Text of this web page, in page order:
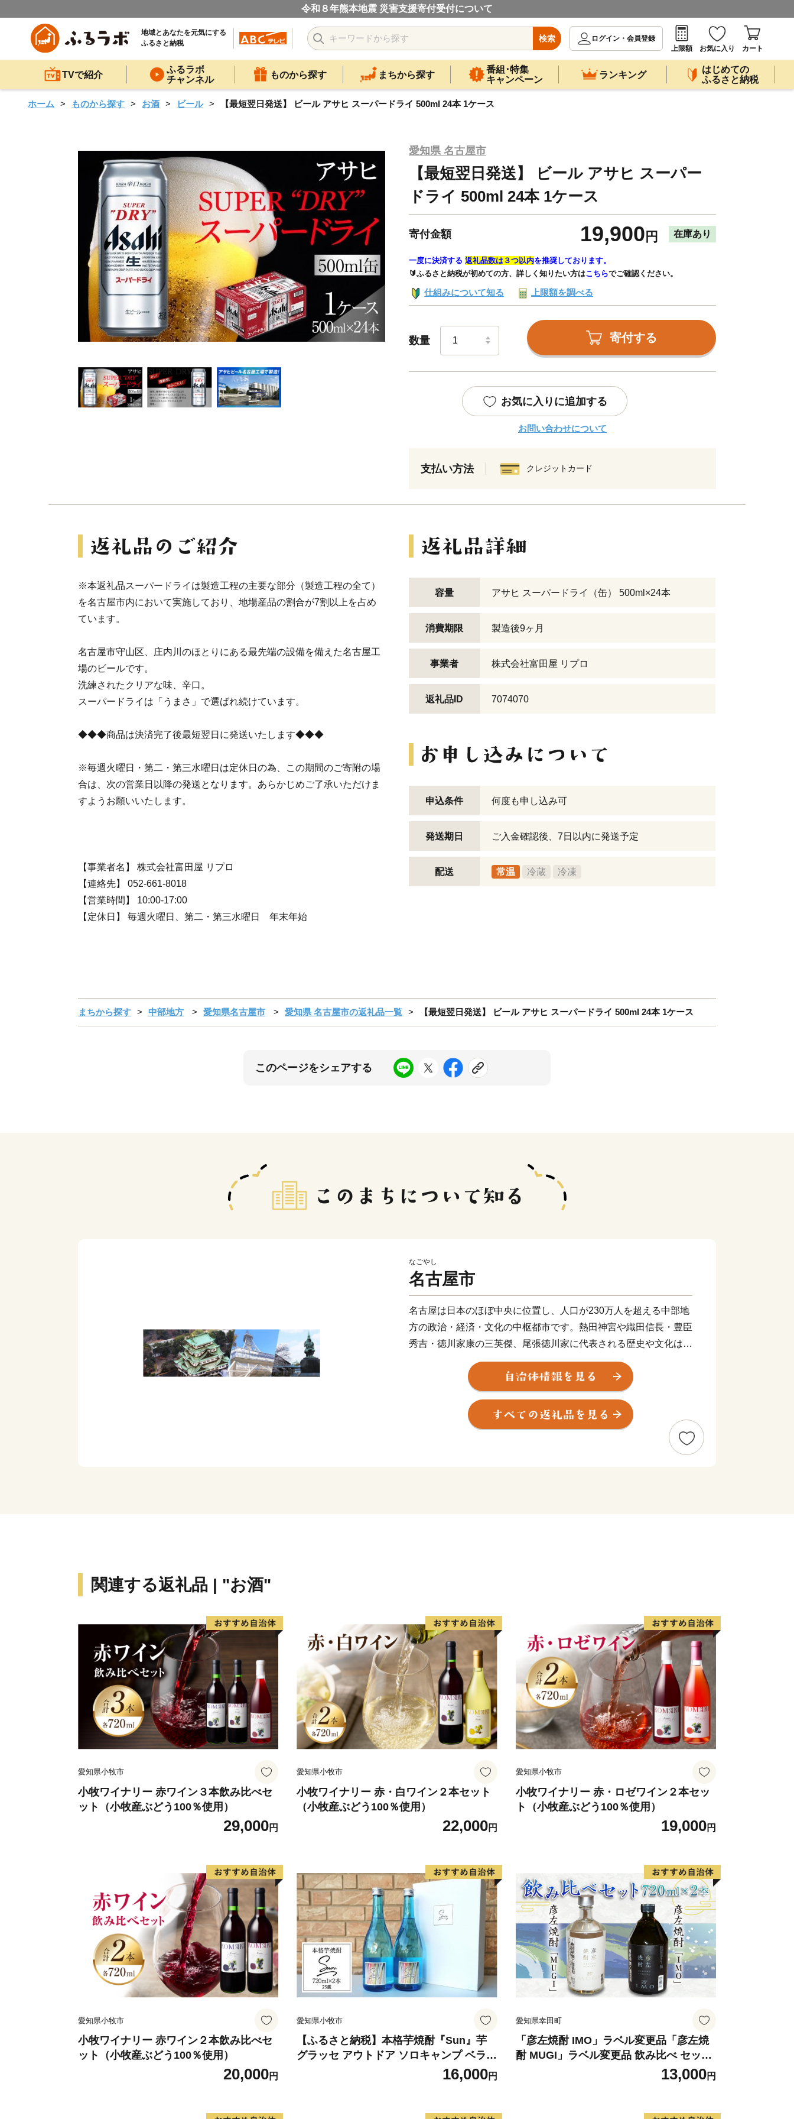
令和８年熊本地震 災害支援寄付受付について
地域とあなたを元気にする
ふるさと納税
検索
ログイン・会員登録
上限額
お気に入り カート
TVで紹介
ふるラボ
チャンネル
ものから探す まちから探す
番組･特集
キャンペーン
ランキング
はじめての
ふるさと納税
ホーム ものから探す お酒 ビール 【最短翌日発送】 ビール アサヒ スーパードライ 500ml 24本 1ケース
愛知県 名古屋市
【最短翌日発送】 ビール アサヒ スーパー
ドライ 500ml 24本 1ケース
寄付金額 19,900 円 在庫あり
一度に決済する 返礼品数は３つ以内を推奨しております。
🔰ふるさと納税が初めての方、詳しく知りたい方はこちらでご確認ください。
仕組みについて知る 上限額を調べる
数量 寄付する
お気に入りに追加する
お問い合わせについて
支払い方法 クレジットカード
※本返礼品スーパードライは製造工程の主要な部分（製造工程の全て）
を名古屋市内において実施しており、地場産品の割合が7割以上を占め
ています。
名古屋市守山区、庄内川のほとりにある最先端の設備を備えた名古屋工
場のビールです。
洗練されたクリアな味、辛口。
スーパードライは「うまさ」で選ばれ続けています。
◆◆◆商品は決済完了後最短翌日に発送いたします◆◆◆
※毎週火曜日・第二・第三水曜日は定休日の為、この期間のご寄附の場
合は、次の営業日以降の発送となります。あらかじめご了承いただけま
すようお願いいたします。
【事業者名】 株式会社富田屋 リプロ
【連絡先】 052-661-8018
【営業時間】 10:00-17:00
【定休日】 毎週火曜日、第二・第三水曜日 年末年始
容量 アサヒ スーパードライ（缶） 500ml×24本
消費期限 製造後9ヶ月
事業者 株式会社富田屋 リプロ
返礼品ID 7074070
申込条件 何度も申し込み可
発送期日 ご入金確認後、7日以内に発送予定
配送 常温 冷蔵 冷凍
まちから探す 中部地方 愛知県名古屋市 愛知県 名古屋市の返礼品一覧 【最短翌日発送】 ビール アサヒ スーパードライ 500ml 24本 1ケース
このページをシェアする
なごやし
名古屋市
名古屋は日本のほぼ中央に位置し、人口が230万人を超える中部地
方の政治・経済・文化の中枢都市です。熱田神宮や織田信長・豊臣
秀吉・徳川家康の三英傑、尾張徳川家に代表される歴史や文化は、
名古屋の魅力や活力の礎となっています。現在は、武将ゆかりの歴
史・文化やなごやめしを目的に多くの方が名古屋を訪れるなど、名
古屋の魅力は国内外に広がってきています。また、アジア・アジア
パラ競技大会の開催や、リニア中央新幹線の品川－名古屋間の開業
も予定されており、人々の交流と地域経済のさらなる発展が期待さ
関連する返礼品 | "お酒"
愛知県小牧市
小牧ワイナリー 赤ワイン３本飲み比べセ
ット（小牧産ぶどう100％使用）
29,000円
愛知県小牧市
小牧ワイナリー 赤・白ワイン２本セット
（小牧産ぶどう100％使用）
22,000円
愛知県小牧市
小牧ワイナリー 赤・ロゼワイン２本セッ
ト（小牧産ぶどう100％使用）
19,000円
愛知県小牧市
小牧ワイナリー 赤ワイン２本飲み比べセ
ット（小牧産ぶどう100％使用）
20,000円
愛知県小牧市
【ふるさと納税】本格芋焼酎『Sun』芋
グラッセ アウトドア ソロキャンプ ベラン
16,000円
愛知県幸田町
「彦左焼酎 IMO」ラベル変更品「彦左焼
酎 MUGI」ラベル変更品 飲み比べ セット
合計2本 720ml×各1本 25度 焼酎 お酒 麦
13,000円